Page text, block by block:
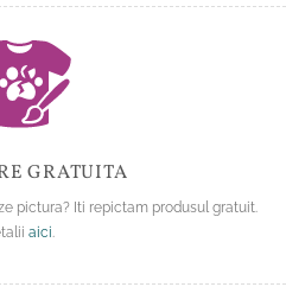
GRATUITA
pictura? Iti repictam produsul gratuit.
aici.